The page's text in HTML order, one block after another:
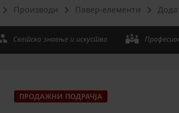
Производи Павер-елементи
Светско знаење и искуство
ПРОДАЖНИ ПОДРАЧЈА